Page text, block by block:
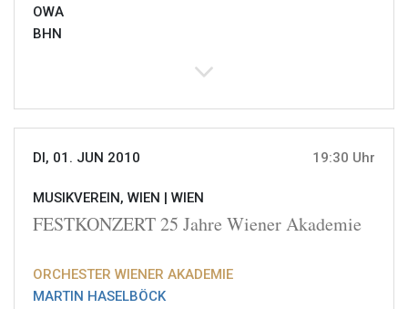
OWA
BHN
DI, 01. JUN 2010 19:30 Uhr
MUSIKVEREIN, WIEN | WIEN
FESTKONZERT 25 Jahre Wiener Akademie
ORCHESTER WIENER AKADEMIE
MARTIN HASELBÖCK